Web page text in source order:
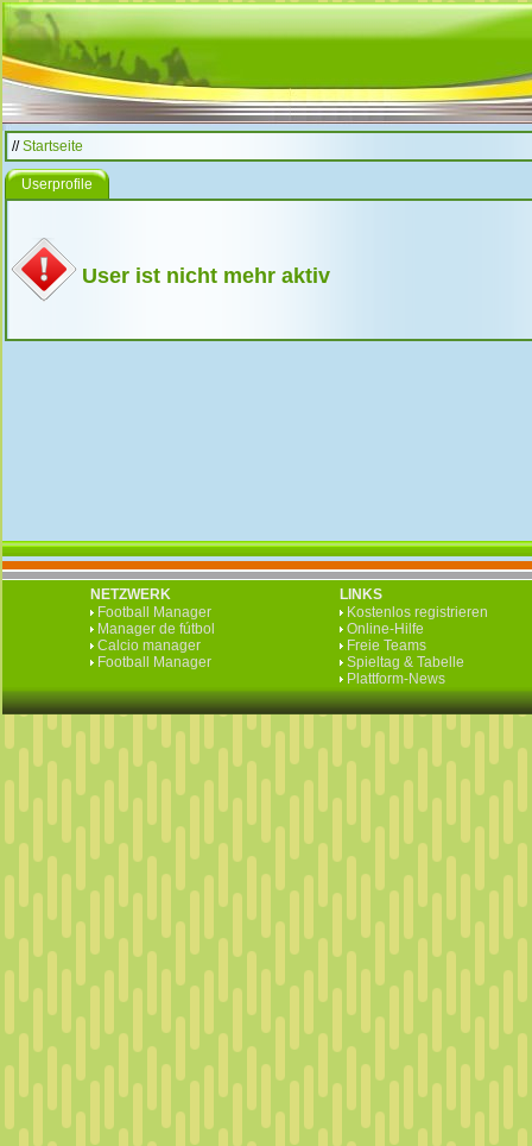
//Startseite
Userprofile
User ist nicht mehr aktiv
NETZWERK
Football Manager
Manager de fútbol
Calcio manager
Football Manager
LINKS
Kostenlos registrieren
Online-Hilfe
Freie Teams
Spieltag & Tabelle
Plattform-News